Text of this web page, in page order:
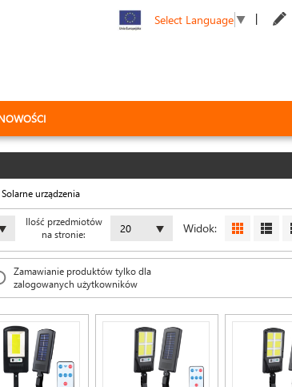
Select Language▼ |
NOWOŚCI
Solarne urządzenia
Ilość przedmiotów
na stronie:
20 Widok:
Zamawianie produktów tylko dla
zalogowanych użytkowników